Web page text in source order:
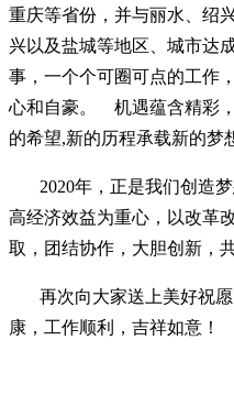
重庆等省份 ，并与丽水、绍
兴以及盐城等地区 、城市达
事， 一个个可圈可点的工作，
心和自豪。
机遇蕴含精彩
的希望,新的历程承载新的梦
2020年，正是我们创造
高经济效益为重心，以改革
取，团结协作，大胆创新，
再次向大家送上美好祝
康，工作顺利，吉祥如意！